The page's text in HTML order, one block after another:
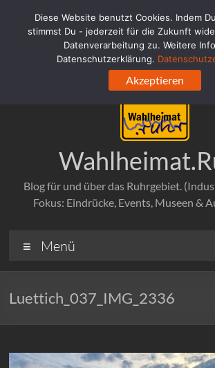
springen
Blog für und über das Ruhrgebiet.
Fokus: Eindrücke, Events, Museen &
Menü
Luettich_037_IMG_2336
Diese Website benutzt Cookies. Indem
stimmst Du - jederzeit für die Zukunft
Datenverarbeitung zu. Weitere
Datenschutzerklärung.
Akzeptieren